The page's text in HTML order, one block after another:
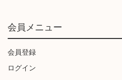
会員メニュー
会員登録
ログイン